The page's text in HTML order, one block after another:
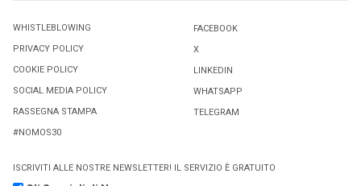
WHISTLEBLOWING
PRIVACY POLICY
COOKIE POLICY
SOCIAL MEDIA POLICY
RASSEGNA STAMPA
#NOMOS30
FACEBOOK
X
LINKEDIN
WHATSAPP
TELEGRAM
ISCRIVITI ALLE NOSTRE NEWSLETTER! IL SERVIZIO È GRATUITO